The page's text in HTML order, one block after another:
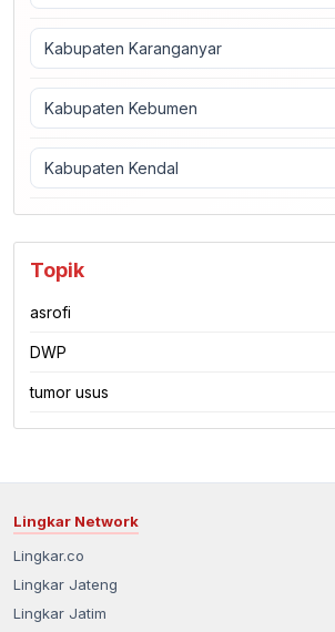
Kabupaten Karanganyar
Kabupaten Kebumen
Kabupaten Kendal
Topik
asrofi
DWP
tumor usus
Lingkar Network
Lingkar.co
Lingkar Jateng
Lingkar Jatim